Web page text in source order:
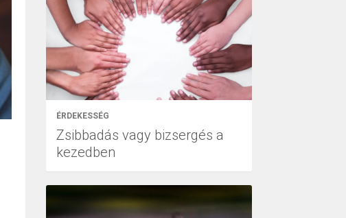
ÉRDEKESSÉG
Zsibbadás vagy bizsergés a
kezedben